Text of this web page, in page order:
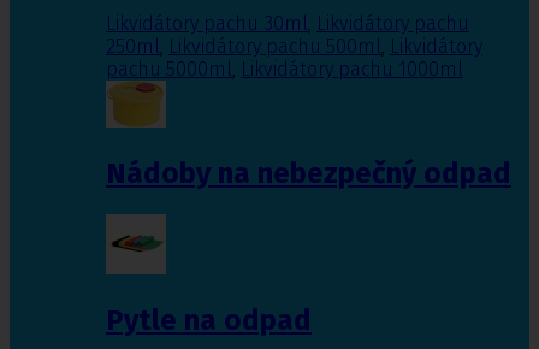
Likvidátory pachu 30ml, Likvidátory pachu
250ml, Likvidátory pachu 500ml, Likvidátory
pachu 5000ml, Likvidátory pachu 1000ml
Nádoby na nebezpečný odpad
Pytle na odpad